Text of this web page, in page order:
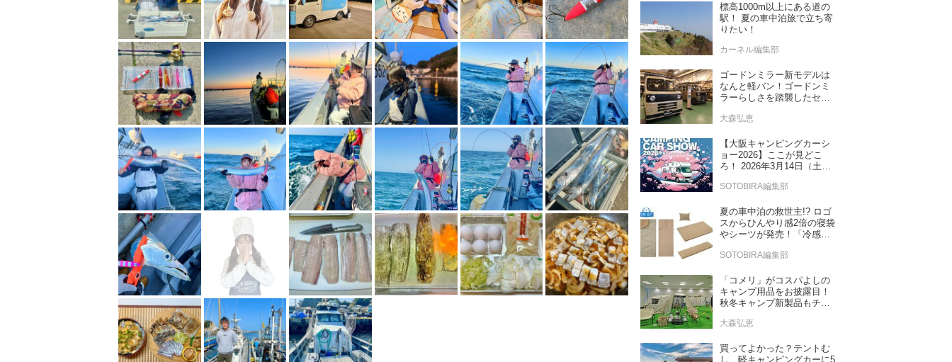
標高1000m以上にある道の
駅！ 夏の車中泊旅で立ち寄
りたい！
カーネル編集部
ゴードンミラー新モデルは
なんと軽バン！ゴードンミ
ラーらしさを踏襲したセン
売！
大森弘恵
【大阪キャンピングカーシ
ョー2026】ここが見どこ
ろ！ 2026年3月14日（土）
大阪
SOTOBIRA編集部
夏の車中泊の救世主!? ロゴ
スからひんやり感2倍の寝袋
やシーツが発売！「冷感・
SOTOBIRA編集部
「コメリ」がコスパよしの
キャンプ用品をお披露目！
秋冬キャンプ新製品もチェ
大森弘恵
買ってよかった？テントむ
し 軽キャンピングカーに5